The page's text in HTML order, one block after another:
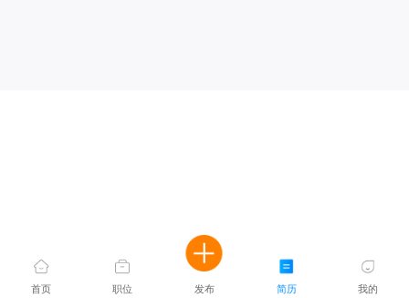
首页 职位 发布 简历 我的